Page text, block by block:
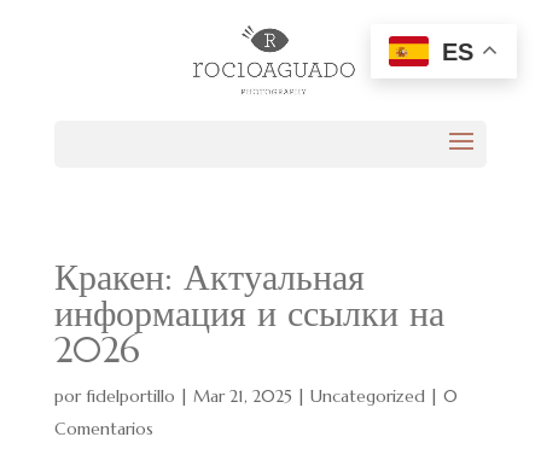
Кракен: Актуальная
информация и ссылки на
2026
porfidelportillo | Mar 21, 2025 | Uncategorized| 0
Comentarios
ES